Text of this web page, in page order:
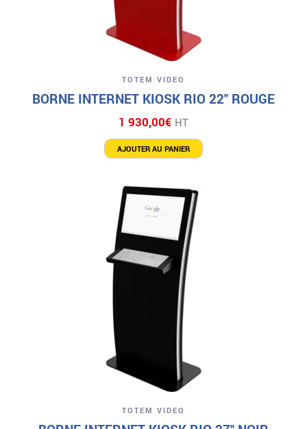
TOTEM VIDEO
BORNE INTERNET KIOSK RIO 22″ ROUGE
1 930,00€ HT
AJOUTER AU PANIER
TOTEM VIDEO